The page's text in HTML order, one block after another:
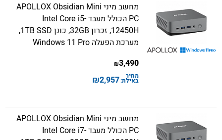
מחשב מיני APOLLOX Obsidian Mini
PC הכולל מעבד Intel Core i5-
12450H, זכרון 32GB, כונן 1TB SSD,
מערכת הפעלה Windows 11 Pro
3,490
₪
מחיר
באילת:2,957
₪
מחשב מיני APOLLOX Obsidian Mini
PC הכולל מעבד Intel Core i7-